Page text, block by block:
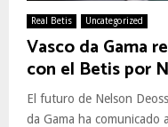
Real Betis Uncategorized
Vasco da Gama
con el Betis por
El futuro de Nelson
da Gama ha comunicado